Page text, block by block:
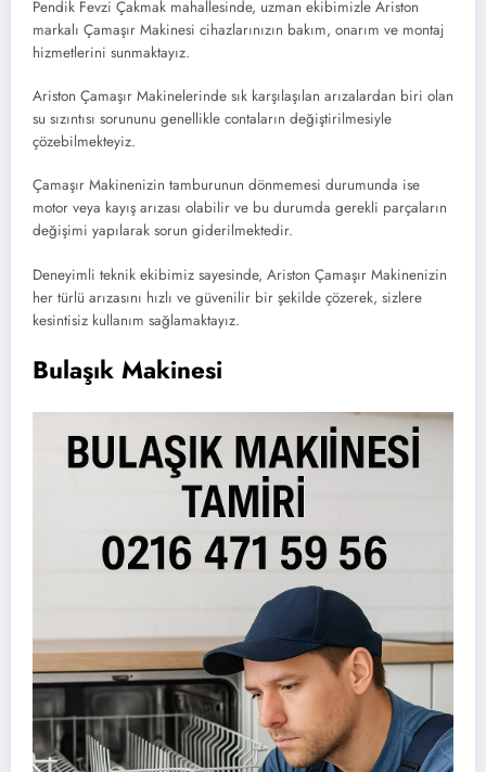
Pendik Fevzi Çakmak mahallesinde, uzman ekibimizle Ariston
markalı Çamaşır Makinesi cihazlarınızın bakım, onarım ve montaj
hizmetlerini sunmaktayız.
Ariston Çamaşır Makinelerinde sık karşılaşılan arızalardan biri olan
su sızıntısı sorununu genellikle contaların değiştirilmesiyle
çözebilmekteyiz.
Çamaşır Makinenizin tamburunun dönmemesi durumunda ise
motor veya kayış arızası olabilir ve bu durumda gerekli parçaların
değişimi yapılarak sorun giderilmektedir.
Deneyimli teknik ekibimiz sayesinde, Ariston Çamaşır Makinenizin
her türlü arızasını hızlı ve güvenilir bir şekilde çözerek, sizlere
kesintisiz kullanım sağlamaktayız.
Bulaşık Makinesi